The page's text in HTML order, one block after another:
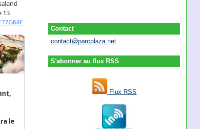
Contact
contact@parcplaza.net
S'abonner au flux RSS
Flux RSS